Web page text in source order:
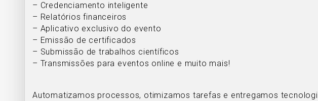
– Credenciamento inteligente
– Relatórios financeiros
– Aplicativo exclusivo do evento
– Emissão de certificados
– Submissão de trabalhos científicos
– Transmissões para eventos online e muito mais!
Automatizamos processos, otimizamos tarefas e entregamos